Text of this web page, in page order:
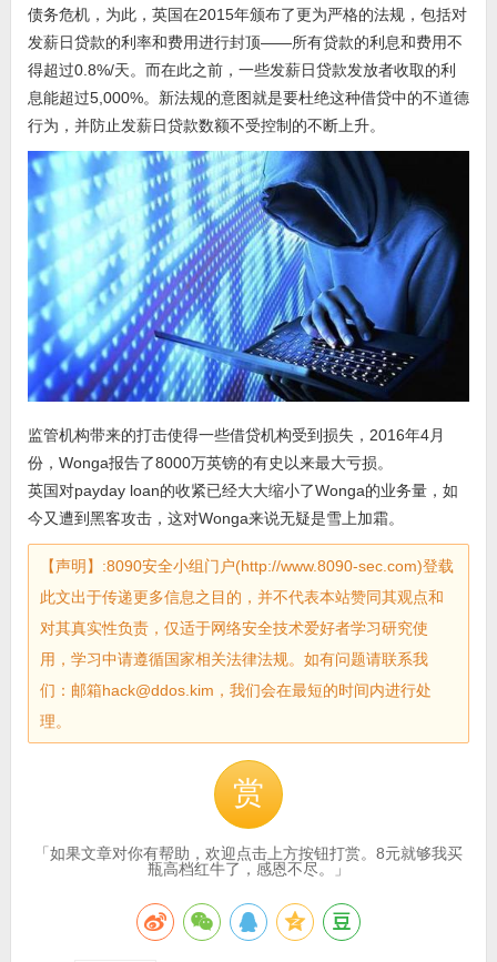
债务危机，为此，英国在2015年颁布了更为严格的法规，包括对
发薪日贷款的利率和费用进行封顶——所有贷款的利息和费用不
得超过0.8%/天。而在此之前，一些发薪日贷款发放者收取的利
息能超过5,000%。新法规的意图就是要杜绝这种借贷中的不道德
行为，并防止发薪日贷款数额不受控制的不断上升。
监管机构带来的打击使得一些借贷机构受到损失，2016年4月
份，Wonga报告了8000万英镑的有史以来最大亏损。
英国对payday loan的收紧已经大大缩小了Wonga的业务量，如
今又遭到黑客攻击，这对Wonga来说无疑是雪上加霜。
【声明】:8090安全小组门户(http://www.8090-sec.com)登载
此文出于传递更多信息之目的，并不代表本站赞同其观点和
对其真实性负责，仅适于网络安全技术爱好者学习研究使
用，学习中请遵循国家相关法律法规。如有问题请联系我
们：邮箱hack@ddos.kim，我们会在最短的时间内进行处
理。
赏
「如果文章对你有帮助，欢迎点击上方按钮打赏。8元就够我买
瓶高档红牛了，感恩不尽。」